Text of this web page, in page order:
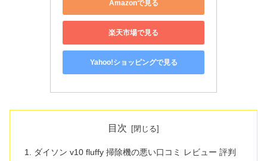
Amazonで見る
楽天市場で見る
Yahoo!ショッピングで見る
目次
ダイソン v10 fluffy 掃除機の悪い口コミ レビュー 評判